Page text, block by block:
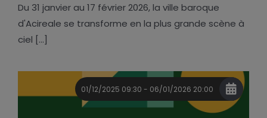
Du 31 janvier au 17 février 2026, la ville baroque
d'Acireale se transforme en la plus grande scène à
ciel [...]
01/12/2025 09:30 - 06/01/2026 20:00